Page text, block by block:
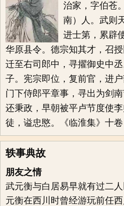
治家，字伯苍
南）人。武则
进士第，累辟
华原县令。德宗知其才，召
迁至右司郎中，寻擢御史中
子。宪宗即位，复前官，进
门下侍郎平章事，寻出为剑
还秉政，早朝被平卢节度使
徒，谥忠愍。《临淮集》十卷
轶事典故
朋友之情
武元衡与白居易早就有过二
元衡在西川时曾经游玩前任